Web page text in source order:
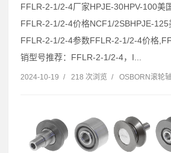
FFLR-2-1/2-4厂家HPJE-30HPV-100美
FFLR-2-1/2-4价格NCF1/2SBHPJE-125
FFLR-2-1/2-4参数FFLR-2-1/2-4价格
销型号推荐：FFLR-2-1/2-4，I...
2024-10-19 / 218 次浏览 / OSBORN滚轮